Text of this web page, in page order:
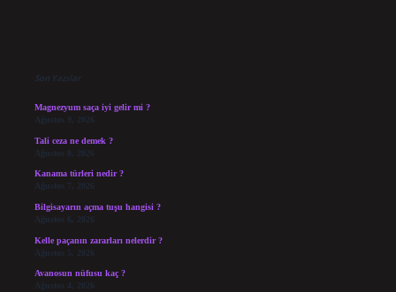
Son Yazılar
Magnezyum saça iyi gelir mi ?
Ağustos 9, 2026
Tali ceza ne demek ?
Ağustos 8, 2026
Kanama türleri nedir ?
Ağustos 7, 2026
Bilgisayarın açma tuşu hangisi ?
Ağustos 6, 2026
Kelle paçanın zararları nelerdir ?
Ağustos 5, 2026
Avanosun nüfusu kaç ?
Ağustos 4, 2026